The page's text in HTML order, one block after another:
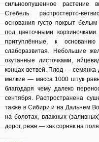
сильноопушенное растение
Стебель распростерто-
основания густо покрыт
под цветочными
притуплённые, к
слаборазвитая. Небольшие
окутанные листочками,
концах ветвей. Плод — семянка
мелкие — масса 1000 штук
благодаря чему далеко
сентября. Распространена
также в Сибири и на Дальнем
на болотах, влажных
дорог, реже — как сорняк на